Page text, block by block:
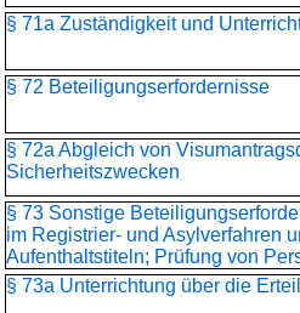
§ 71a Zuständigkeit und
§ 72 Beteiligungserfordernisse
§ 72a Abgleich von
Sicherheitszwecken
§ 73 Sonstige
im Registrier- und Asylverfahren
Aufenthaltstiteln; Prüfung von
§ 73a Unterrichtung über die